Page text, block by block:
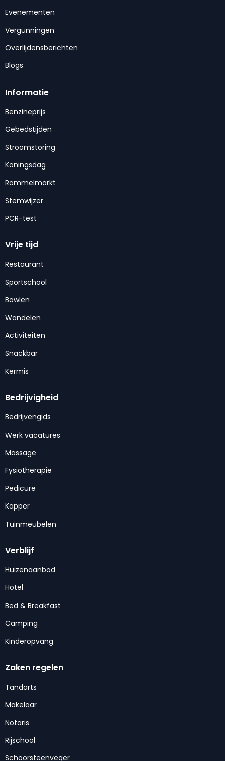
Evenementen
Vergunningen
Overlijdensberichten
Blogs
Informatie
Benzineprijs
Gebedstijden
Stroomstoring
Koningsdag
Rommelmarkt
Stemwijzer
PCR-test
Vrije tijd
Restaurant
Sportschool
Bowlen
Wandelen
Activiteiten
Snackbar
Kermis
Bedrijvigheid
Bedrijvengids
Werk vacatures
Massage
Fysiotherapie
Pedicure
Kapper
Tuinmeubelen
Verblijf
Huizenaanbod
Hotel
Bed & Breakfast
Camping
Kinderopvang
Zaken regelen
Tandarts
Makelaar
Notaris
Rijschool
Schoorsteenveger